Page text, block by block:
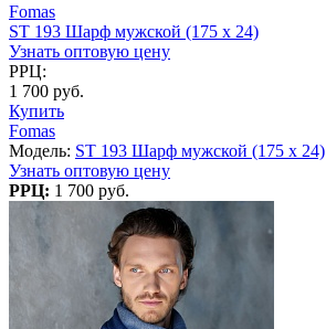
Fomas
ST 193 Шарф мужской (175 х 24)
Узнать оптовую цену
РРЦ:
1 700 руб.
Купить
Fomas
Модель: ST 193 Шарф мужской (175 х 24)
Узнать оптовую цену
РРЦ: 1 700 руб.